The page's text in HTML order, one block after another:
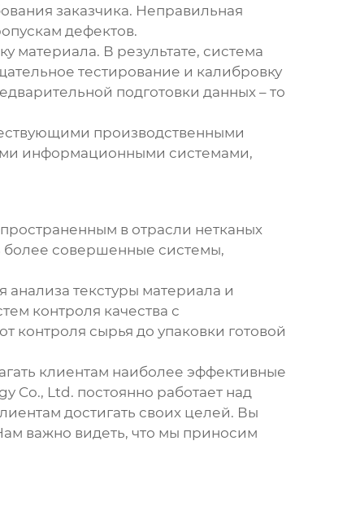
заказчика. Неправильная
дефектов.
материала. В результате, система
тестирование и калибровку
подготовки данных – то
производственными
информационными системами,
в отрасли нетканых
более совершенные системы,
текстуры материала и
контроля качества с
контроля сырья до упаковки готовой
клиентам наиболее эффективные
Co., Ltd. постоянно работает над
достигать своих целей. Вы
важно видеть, что мы приносим